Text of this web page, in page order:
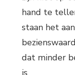
hand te
staan het
dat minder
is